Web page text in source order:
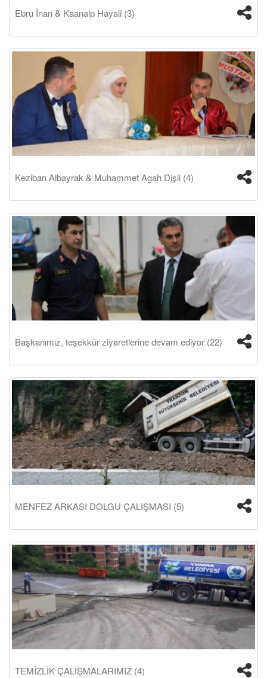
Ebru İnan & Kaanalp Hayali (3)
Keziban Albayrak & Muhammet Agah Dişli (4)
Başkanımız, teşekkür ziyaretlerine devam ediyor (22)
MENFEZ ARKASI DOLGU ÇALIŞMASI (5)
TEMİZLİK ÇALIŞMALARIMIZ (4)